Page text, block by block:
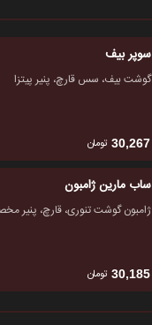
سوپر بیف
گوشت بیف، سس قارچ، پنیر پیتزا
30,267 تومان
ساب مارین ژامبون
ژامبون گوشت تنوری، قارچ، پنیر
30,185 تومان